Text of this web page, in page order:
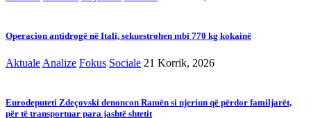
Operacion antidrogë në Itali, sekuestrohen mbi 770 kg kokainë
Aktuale Analize Fokus Sociale 21 Korrik, 2026
Eurodeputeti Zdeçovski denoncon Ramën si njeriun që përdor familjarët,
për të transportuar para jashtë shtetit